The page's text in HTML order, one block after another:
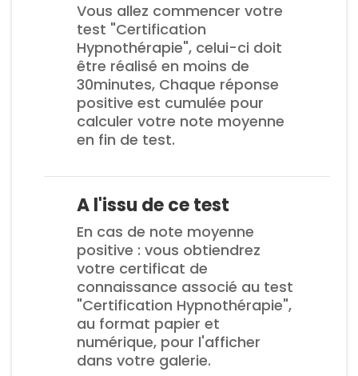
Vous allez commencer votre
test "Certification
Hypnothérapie", celui-ci doit
être réalisé en moins de
30minutes, Chaque réponse
positive est cumulée pour
calculer votre note moyenne
en fin de test.
A l'issu de ce test
En cas de note moyenne
positive : vous obtiendrez
votre certificat de
connaissance associé au test
"Certification Hypnothérapie",
au format papier et
numérique, pour l'afficher
dans votre galerie.